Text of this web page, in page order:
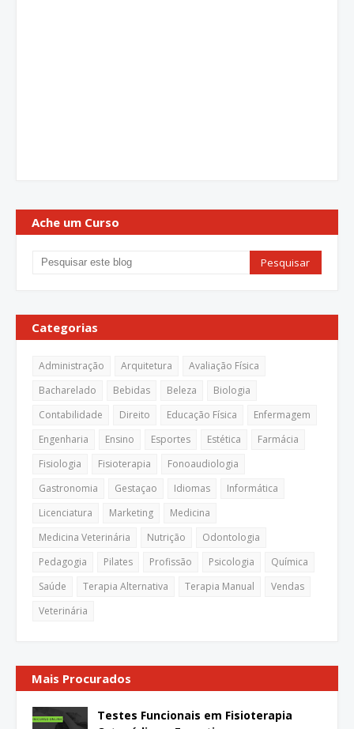
Ache um Curso
Categorias
Administração Arquitetura
Avaliação Física
Bacharelado
Bebidas Beleza
Biologia
Contabilidade
Direito Educação Física
Enfermagem
Engenharia
Ensino Esportes Estética
Farmácia
Fisiologia
Fisioterapia
Fonoaudiologia
Gastronomia
Gestaçao Idiomas
Informática
Licenciatura
Marketing
Medicina
Medicina Veterinária
Nutrição
Odontologia
Pedagogia
Pilates Profissão Psicologia
Química
Saúde
Terapia Alternativa Terapia Manual
Vendas
Veterinária
Mais Procurados
Testes Funcionais em Fisioterapia